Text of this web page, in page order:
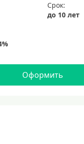
Срок:
до 10 лет
Оформить